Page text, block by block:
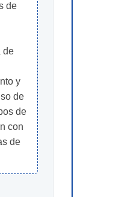
de
de
y
de
de
con
de